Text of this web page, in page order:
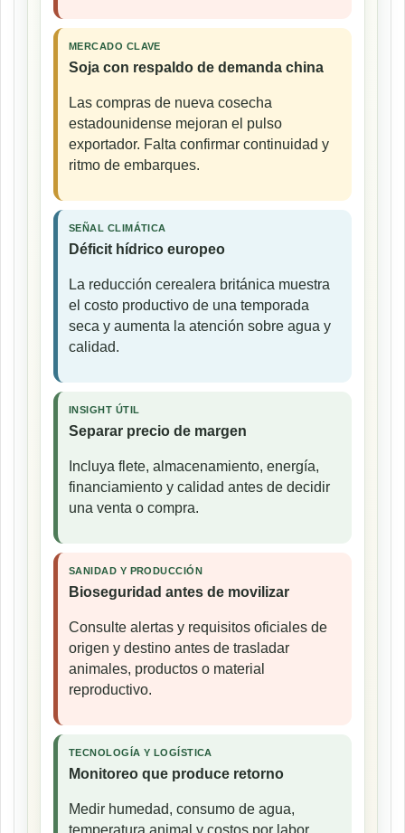
MERCADO CLAVE
Soja con respaldo de demanda china
Las compras de nueva cosecha
estadounidense mejoran el pulso
exportador. Falta confirmar continuidad y
ritmo de embarques.
SEÑAL CLIMÁTICA
Déficit hídrico europeo
La reducción cerealera británica muestra
el costo productivo de una temporada
seca y aumenta la atención sobre agua y
calidad.
INSIGHT ÚTIL
Separar precio de margen
Incluya flete, almacenamiento, energía,
financiamiento y calidad antes de decidir
una venta o compra.
SANIDAD Y PRODUCCIÓN
Bioseguridad antes de movilizar
Consulte alertas y requisitos oficiales de
origen y destino antes de trasladar
animales, productos o material
reproductivo.
TECNOLOGÍA Y LOGÍSTICA
Monitoreo que produce retorno
Medir humedad, consumo de agua,
temperatura animal y costos por labor